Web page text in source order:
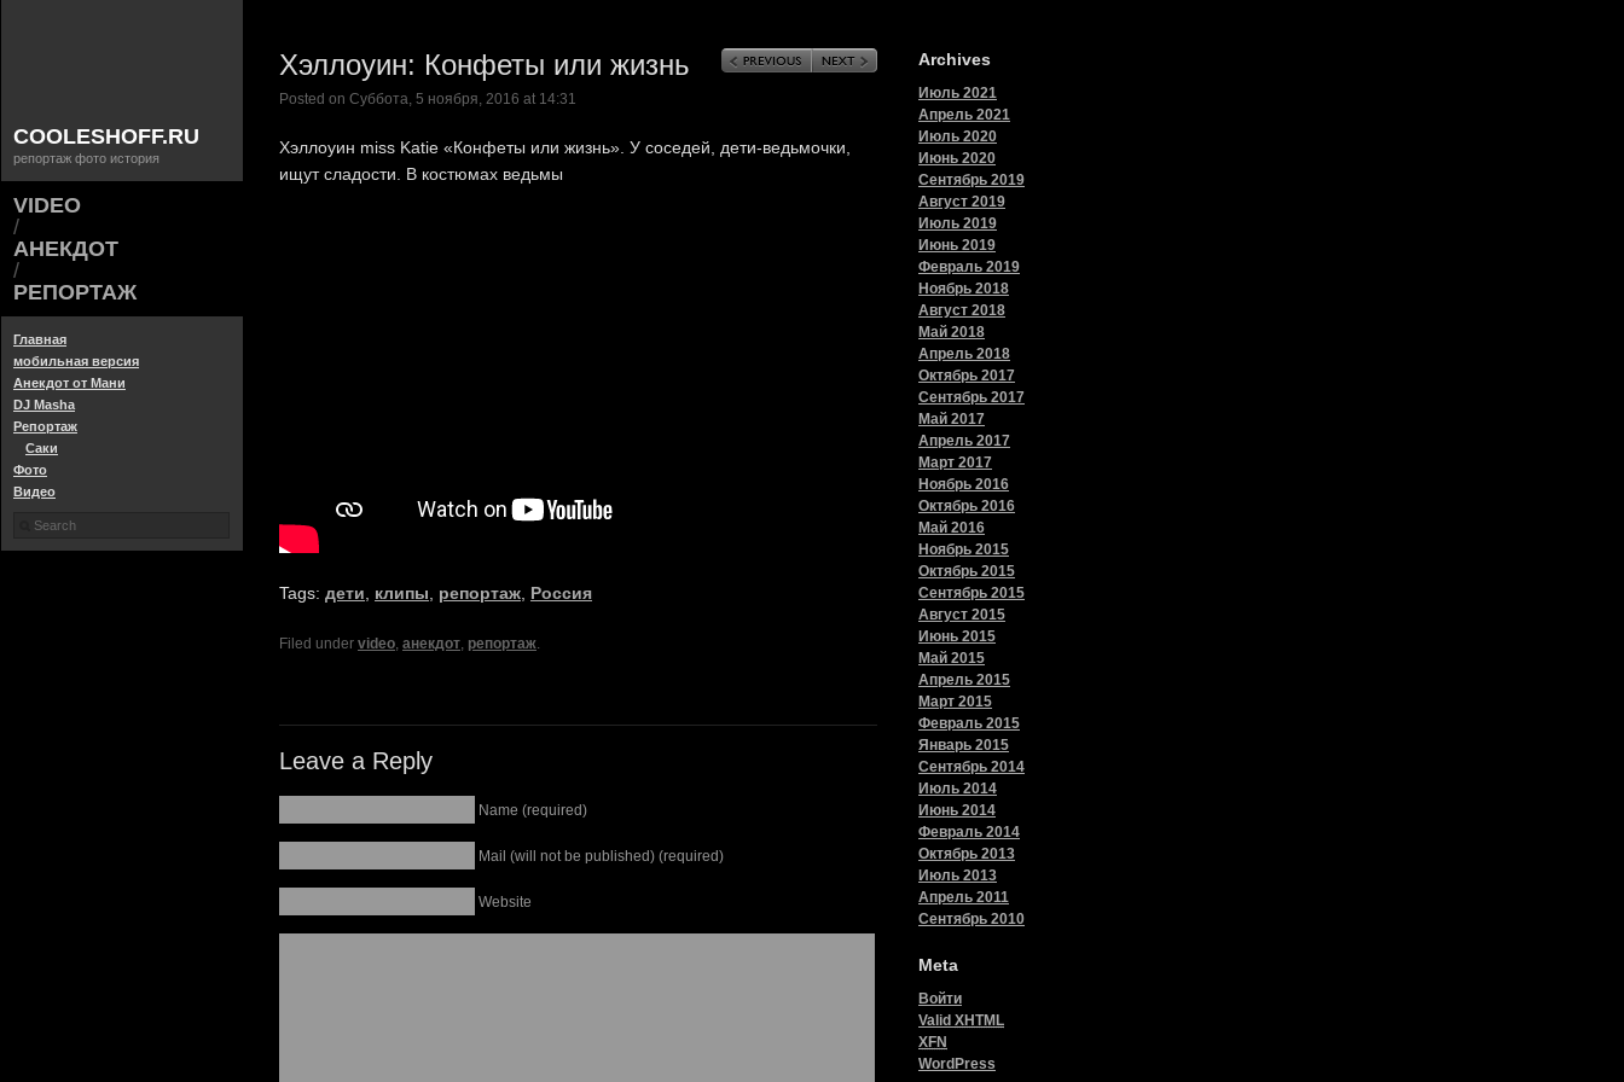
COOLESHOFF.RU
репортаж фото история
VIDEO
/
АНЕКДОТ
/
РЕПОРТАЖ
Главная
мобильная версия
Анекдот от Мани
DJ Masha
Репортаж
Саки
Фото
Видео
Хэллоуин: Конфеты или жизнь
Posted on Суббота, 5 ноября, 2016 at 14:31
Хэллоуин miss Katie «Конфеты или жизнь». У соседей, дети-ведьмочки,
ищут сладости. В костюмах ведьмы
Tags: дети клипы репортаж Россия
Filed under video, анекдот, репортаж.
Leave a Reply
Name (required)
Mail (will not be published) (required)
Website
Archives
Июль 2021
Апрель 2021
Июль 2020
Июнь 2020
Сентябрь 2019
Август 2019
Июль 2019
Июнь 2019
Февраль 2019
Ноябрь 2018
Август 2018
Май 2018
Апрель 2018
Октябрь 2017
Сентябрь 2017
Май 2017
Апрель 2017
Март 2017
Ноябрь 2016
Октябрь 2016
Май 2016
Ноябрь 2015
Октябрь 2015
Сентябрь 2015
Август 2015
Июнь 2015
Май 2015
Апрель 2015
Март 2015
Февраль 2015
Январь 2015
Сентябрь 2014
Июль 2014
Июнь 2014
Февраль 2014
Октябрь 2013
Июль 2013
Апрель 2011
Сентябрь 2010
Meta
Войти
Valid XHTML
XFN
WordPress